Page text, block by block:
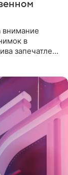
внимание
в
запечатлена